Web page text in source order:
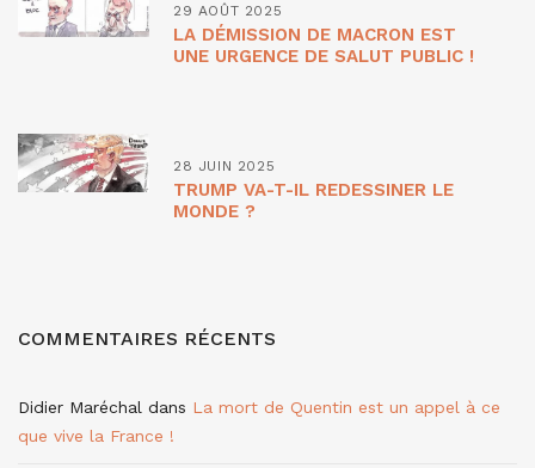
29 AOÛT 2025
LA DÉMISSION DE MACRON EST
UNE URGENCE DE SALUT PUBLIC !
28 JUIN 2025
TRUMP VA-T-IL REDESSINER LE
MONDE ?
COMMENTAIRES RÉCENTS
Didier Maréchal dans La mort de Quentin est un appel à ce
que vive la France !